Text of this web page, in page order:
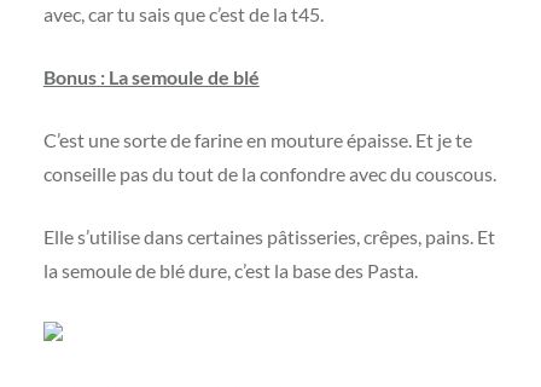
avec, car tu sais que c’est de la t45.
Bonus : La semoule de blé
C’est une sorte de farine en mouture épaisse. Et je te
conseille pas du tout de la confondre avec du couscous.
Elle s’utilise dans certaines pâtisseries, crêpes, pains. Et
la semoule de blé dure, c’est la base des Pasta.